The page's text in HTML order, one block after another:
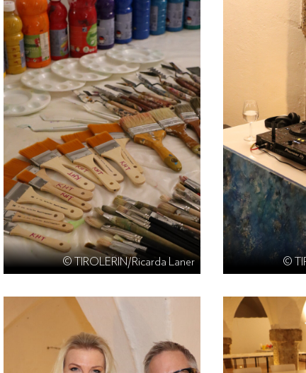
© TIROLERIN/Ricarda Laner ©